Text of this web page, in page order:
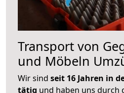
Transport von
und Möbeln
Wir sind seit 16 Jahren in
tätig und haben uns durch